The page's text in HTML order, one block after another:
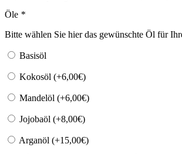
Öle *
Bitte wählen Sie hier das gewünschte Öl für
Basisöl
Kokosöl (+6,00€)
Mandelöl (+6,00€)
Jojobaöl (+8,00€)
Arganöl (+15,00€)